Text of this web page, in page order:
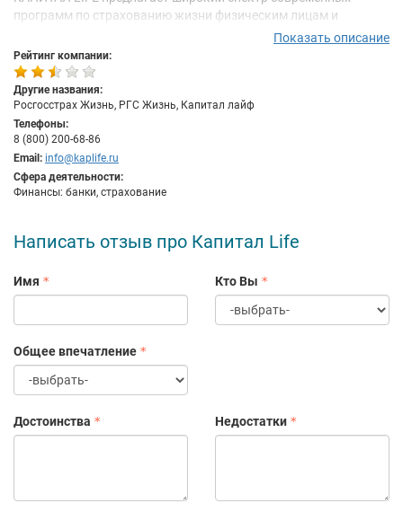
программ по страхованию жизни физическим лицам и
предприятиям, отвечающих самым высоким мировым
стандартам, среди которых:
накопительное страхование жизни;
инвестиционное страхование жизни;
страхование от несчастных случаев и болезней;
добровольное пенсионное страхование;
пожизненное страхование и др.
До 3 сентября 2018 года компания осуществляла свою
деятельность под брендом «РГС Жизнь».
брендом КАПИТАЛ LIFE.
Показать описание
Рейтинг компании:
Другие названия:
Росгосстрах Жизнь, РГС Жизнь, Капитал лайф
Телефоны:
8 (800) 200-68-86
Email: info@kaplife.ru
Сфера деятельности:
Финансы: банки, страхование
Написать отзыв про Капитал Life
Имя Кто Вы
Общее впечатление
Достоинства Недостатки